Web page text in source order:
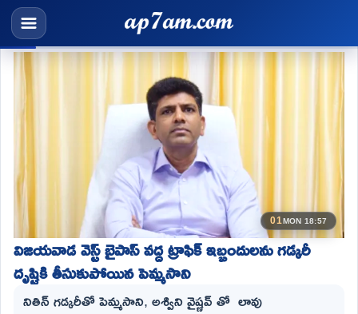
01MON 18:57
విజయవాడ వెస్ట్ బైపాస్ వద్ద ట్రాఫిక్ ఇబ్బందులను గడ్కరీ
దృష్టికి తీసుకుపోయిన పెమ్మసాని
నితిన్ గడ్కరీతో పెమ్మసాని, అశ్విని వైష్ణవ్ తో లావు